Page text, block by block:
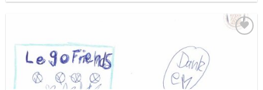
MERKLISTE
SETZEN